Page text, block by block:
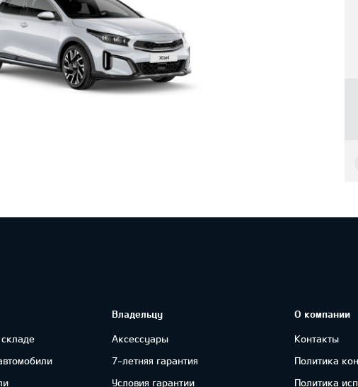
Владельцу
Аксессуары
7-летняя гарантия
Условия гарантии
О компании
Контакты
Политика
Политика